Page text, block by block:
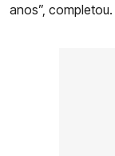
anos”, completou.